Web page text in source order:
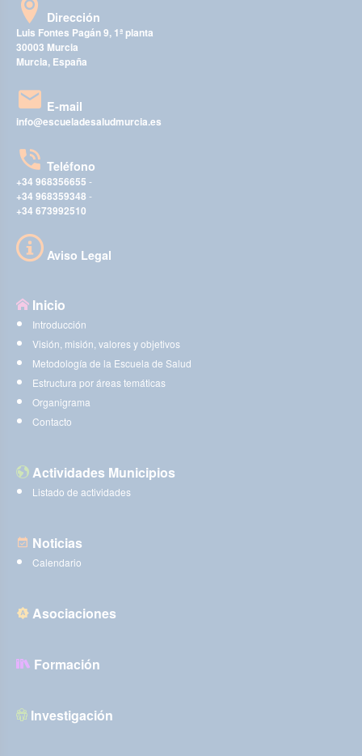
Dirección
Luis Fontes Pagán 9, 1ª planta
30003 Murcia
Murcia, España
E-mail
info@escueladesaludmurcia.es
Teléfono
+34 968356655 -
+34 968359348 -
+34 673992510
Aviso Legal
Inicio
Introducción
Visión, misión, valores y objetivos
Metodología de la Escuela de Salud
Estructura por áreas temáticas
Organigrama
Contacto
Actividades Municipios
Listado de actividades
Noticias
Calendario
Asociaciones
Formación
Investigación